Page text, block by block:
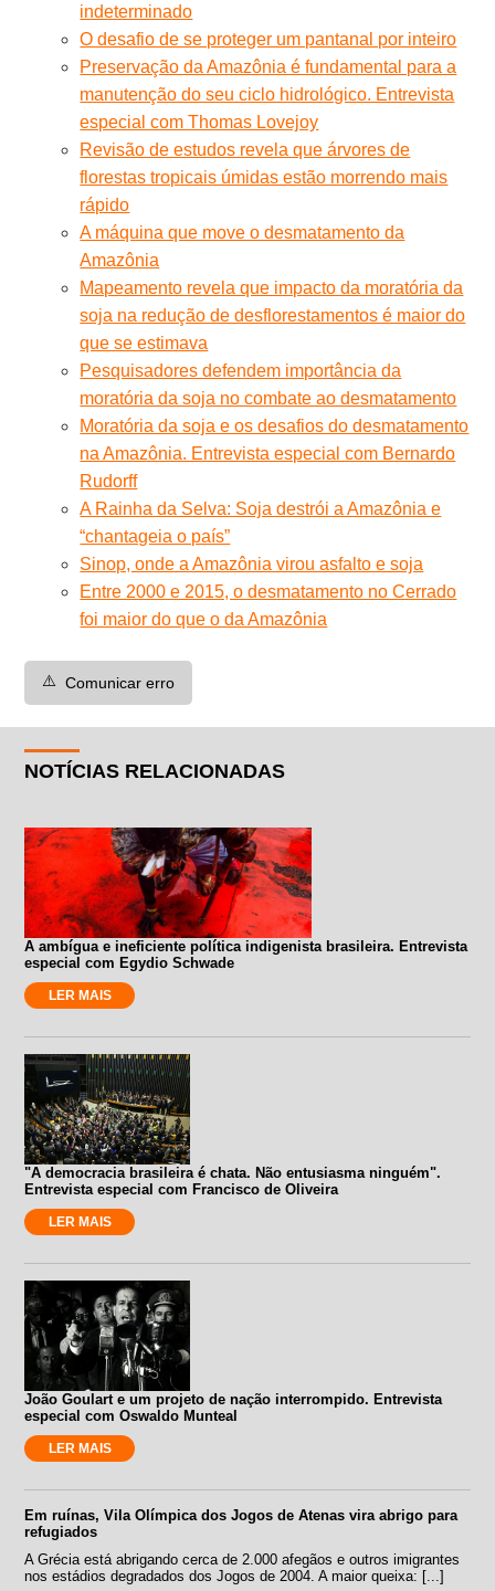
indeterminado
O desafio de se proteger um pantanal por inteiro
Preservação da Amazônia é fundamental para a
manutenção do seu ciclo hidrológico. Entrevista
especial com Thomas Lovejoy
Revisão de estudos revela que árvores de
florestas tropicais úmidas estão morrendo mais
rápido
A máquina que move o desmatamento da
Amazônia
Mapeamento revela que impacto da moratória da
soja na redução de desflorestamentos é maior do
que se estimava
Pesquisadores defendem importância da
moratória da soja no combate ao desmatamento
Moratória da soja e os desafios do desmatamento
na Amazônia. Entrevista especial com Bernardo
Rudorff
A Rainha da Selva: Soja destrói a Amazônia e
“chantageia o país”
Sinop, onde a Amazônia virou asfalto e soja
Entre 2000 e 2015, o desmatamento no Cerrado
foi maior do que o da Amazônia
⚠️ Comunicar erro
NOTÍCIAS RELACIONADAS
A ambígua e ineficiente política indigenista brasileira. Entrevista
especial com Egydio Schwade
LER MAIS
"A democracia brasileira é chata. Não entusiasma ninguém".
Entrevista especial com Francisco de Oliveira
LER MAIS
João Goulart e um projeto de nação interrompido. Entrevista
especial com Oswaldo Munteal
LER MAIS
Em ruínas, Vila Olímpica dos Jogos de Atenas vira abrigo para
refugiados
A Grécia está abrigando cerca de 2.000 afegãos e outros imigrantes
nos estádios degradados dos Jogos de 2004. A maior queixa: [...]